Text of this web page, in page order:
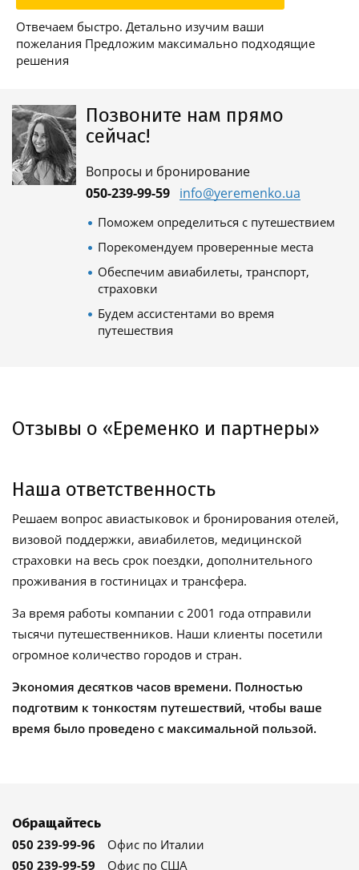
Отвечаем быстро. Детально изучим ваши
пожелания Предложим максимально подходящие
решения
Позвоните нам прямо
сейчас!
Вопросы и бронирование
050-239-99-59 info@yeremenko.ua
Поможем определиться с путешествием
Порекомендуем проверенные места
Обеспечим авиабилеты, транспорт,
страховки
Будем ассистентами во время
путешествия
Отзывы о «Еременко и партнеры»
Наша ответственность
Решаем вопрос авиастыковок и бронирования отелей,
визовой поддержки, авиабилетов, медицинской
страховки на весь срок поездки, дополнительного
проживания в гостиницах и трансфера.
За время работы компании с 2001 года отправили
тысячи путешественников. Наши клиенты посетили
огромное количество городов и стран.
Экономия десятков часов времени. Полностью
подготвим к тонкостям путешествий, чтобы ваше
время было проведено с максимальной пользой.
Обращайтесь
050 239-99-96
Офис по Италии
050 239-99-59
Офис по США